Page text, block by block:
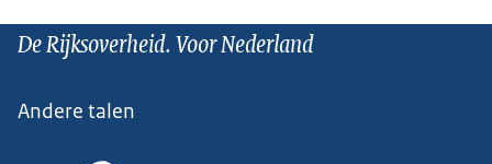
De Rijksoverheid. Voor Nederland
Andere talen